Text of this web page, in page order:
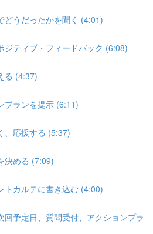
どうだったかを聞く (4:01)
ジティブ・フィードバック (6:08)
る (4:37)
プランを提示 (6:11)
、応援する (5:37)
決める (7:09)
トカルテに書き込む (4:00)
回予定日、質問受付、アクションプラ